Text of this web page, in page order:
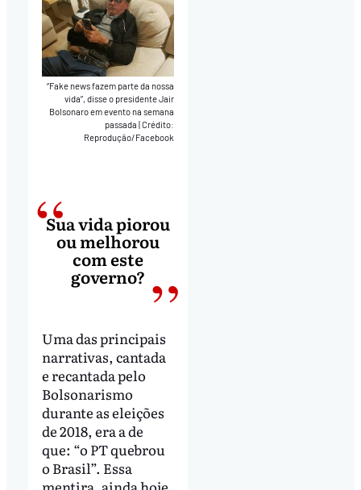
“Fake news fazem parte da nossa
vida”, disse o presidente Jair
Bolsonaro em evento na semana
passada |Crédito:
Reprodução/Facebook
Sua vida piorou
ou melhorou
com este
governo?
Uma das principais
narrativas, cantada
e recantada pelo
Bolsonarismo
durante as eleições
de 2018, era a de
que: “o PT quebrou
o Brasil”. Essa